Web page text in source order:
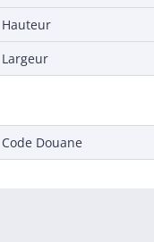
Hauteur
Largeur
Code Douane